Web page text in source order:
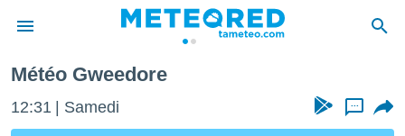
de
Météo Gweedore
12:31 Samedi ...